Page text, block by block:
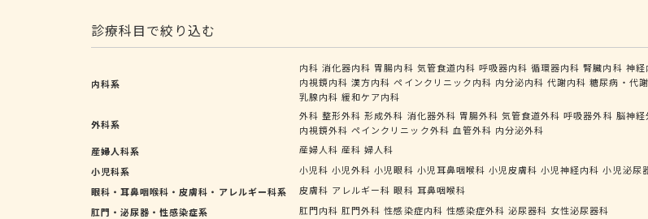
診療科目で絞り込む
内科系
内科 消化器内科 胃腸内科 気管食道内科 呼吸器内科 循環器内科 腎臓内科 神経
内視鏡内科 漢方内科 ペインクリニック内科 内分泌内科 代謝内科 糖尿病・代
乳腺内科 緩和ケア内科
外科系
外科 整形外科 形成外科 消化器外科 胃腸外科 気管食道外科 呼吸器外科 脳神経
内視鏡外科 ペインクリニック外科 血管外科 内分泌外科
産婦人科系
産婦人科 産科 婦人科
小児科系
小児科 小児外科 小児眼科 小児耳鼻咽喉科 小児皮膚科 小児神経内科 小児泌尿
眼科・耳鼻咽喉科・皮膚科・アレルギー科系
皮膚科 アレルギー科 眼科 耳鼻咽喉科
肛門・泌尿器・性感染症系
肛門内科 肛門外科 性感染症内科 性感染症外科 泌尿器科 女性泌尿器科